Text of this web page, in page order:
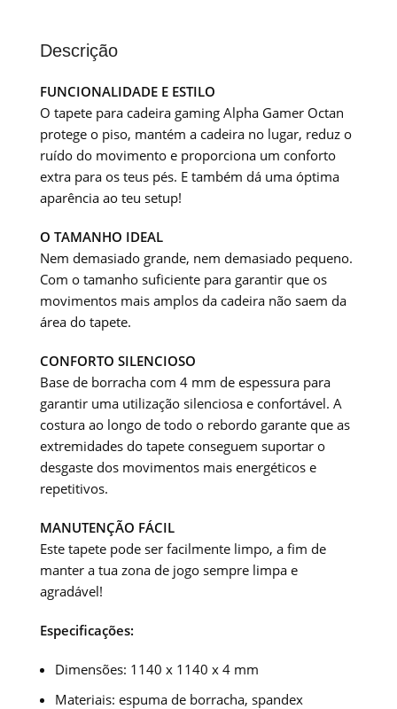
Descrição
FUNCIONALIDADE E ESTILO
O tapete para cadeira gaming Alpha Gamer Octan
protege o piso, mantém a cadeira no lugar, reduz o
ruído do movimento e proporciona um conforto
extra para os teus pés. E também dá uma óptima
aparência ao teu setup!
O TAMANHO IDEAL
Nem demasiado grande, nem demasiado pequeno.
Com o tamanho suficiente para garantir que os
movimentos mais amplos da cadeira não saem da
área do tapete.
CONFORTO SILENCIOSO
Base de borracha com 4 mm de espessura para
garantir uma utilização silenciosa e confortável. A
costura ao longo de todo o rebordo garante que as
extremidades do tapete conseguem suportar o
desgaste dos movimentos mais energéticos e
repetitivos.
MANUTENÇÃO FÁCIL
Este tapete pode ser facilmente limpo, a fim de
manter a tua zona de jogo sempre limpa e
agradável!
Especificações:
Dimensões: 1140 x 1140 x 4 mm
Materiais: espuma de borracha, spandex